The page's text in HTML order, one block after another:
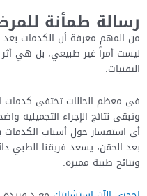
رسالة طمأنة
من المهم معرفة أن الكدمات بعد
ليست أمراً غير طبيعي، بل هي
التقنيات.
في معظم الحالات تختفي كدمات
وتبقى نتائج الإجراء التجميلية
أي استفسار حول أسباب الكدمات
بعد الحقن، يسعد فريقنا الطبي
ونتائج طبية مميزة.